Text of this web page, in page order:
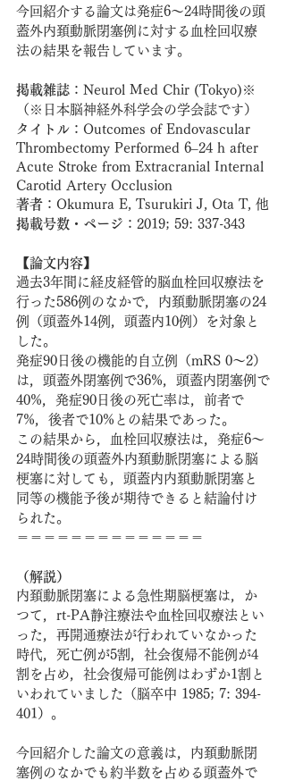
今回紹介する論文は発症6～24時間後の頭
蓋外内頚動脈閉塞例に対する血栓回収療
法の結果を報告しています。
掲載雑誌 ：Neurol Med Chir (Tokyo)※
（※日本脳神経外科学会の学会誌です）
タイトル ：Outcomes of Endovascular
Thrombectomy Performed 6–24 h after
Acute Stroke from Extracranial Internal
Carotid Artery Occlusion
著者 ：Okumura E, Tsurukiri J, Ota T, 他
掲載号数・ページ ：2019; 59: 337-343
【論文内容】
過去3年間に経皮経管的脳血栓回収療法を
行った586例のなかで，内頚動脈閉塞の24
例（頭蓋外14例，頭蓋内10例）を対象と
した。
発症90日後の機能的自立例（mRS 0～2）
は，頭蓋外閉塞例で36%，頭蓋内閉塞例で
40%，発症90日後の死亡率は，前者で
7%，後者で10%との結果であった。
この結果から，血栓回収療法は，発症6～
24時間後の頭蓋外内頚動脈閉塞による脳
梗塞に対しても，頭蓋内内頚動脈閉塞と
同等の機能予後が期待できると結論付け
られた。
＝＝＝＝＝＝＝＝＝＝＝＝＝＝
（解説）
内頚動脈閉塞による急性期脳梗塞は，か
つて，rt-PA静注療法や血栓回収療法とい
った，再開通療法が行われていなかった
時代，死亡例が5割，社会復帰不能例が4
割を占め，社会復帰可能例はわずか1割と
いわれていました（脳卒中 1985; 7: 394-
401）。
今回紹介した論文の意義は，内頚動脈閉
塞例のなかでも約半数を占める頭蓋外で